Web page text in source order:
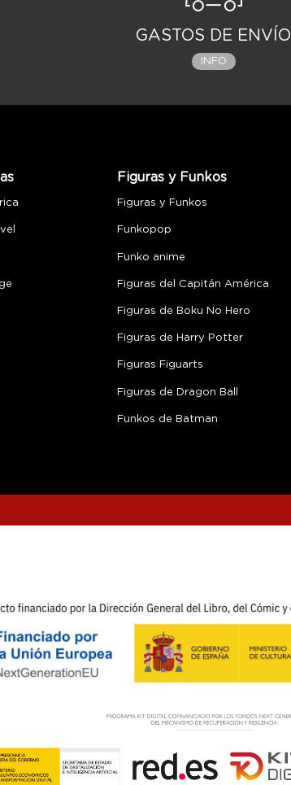
GASTOS DE ENVÍO
INFO
Figuras y Funkos
Figuras y Funkos
Funkopop
Funko anime
Figuras del Capitán América
Figuras de Boku No Hero
Figuras de Harry Potter
Figuras Figuarts
Figuras de Dragon Ball
Funkos de Batman